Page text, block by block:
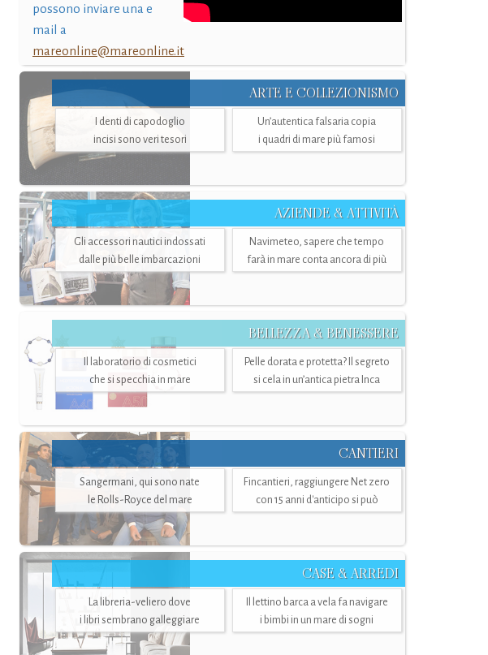
possono inviare una e
mail a
mareonline@mareonline.it
ARTE E COLLEZIONISMO
I denti di capodoglio
incisi sono veri tesori
Un’autentica falsaria copia
i quadri di mare più famosi
AZIENDE & ATTIVITÀ
Gli accessori nautici indossati
dalle più belle imbarcazioni
Navimeteo, sapere che tempo
farà in mare conta ancora di più
BELLEZZA & BENESSERE
Il laboratorio di cosmetici
che si specchia in mare
Pelle dorata e protetta? Il segreto
si cela in un’antica pietra Inca
CANTIERI
Sangermani, qui sono nate
le Rolls-Royce del mare
Fincantieri, raggiungere Net zero
con 15 anni d'anticipo si può
CASE & ARREDI
La libreria-veliero dove
i libri sembrano galleggiare
Il lettino barca a vela fa navigare
i bimbi in un mare di sogni